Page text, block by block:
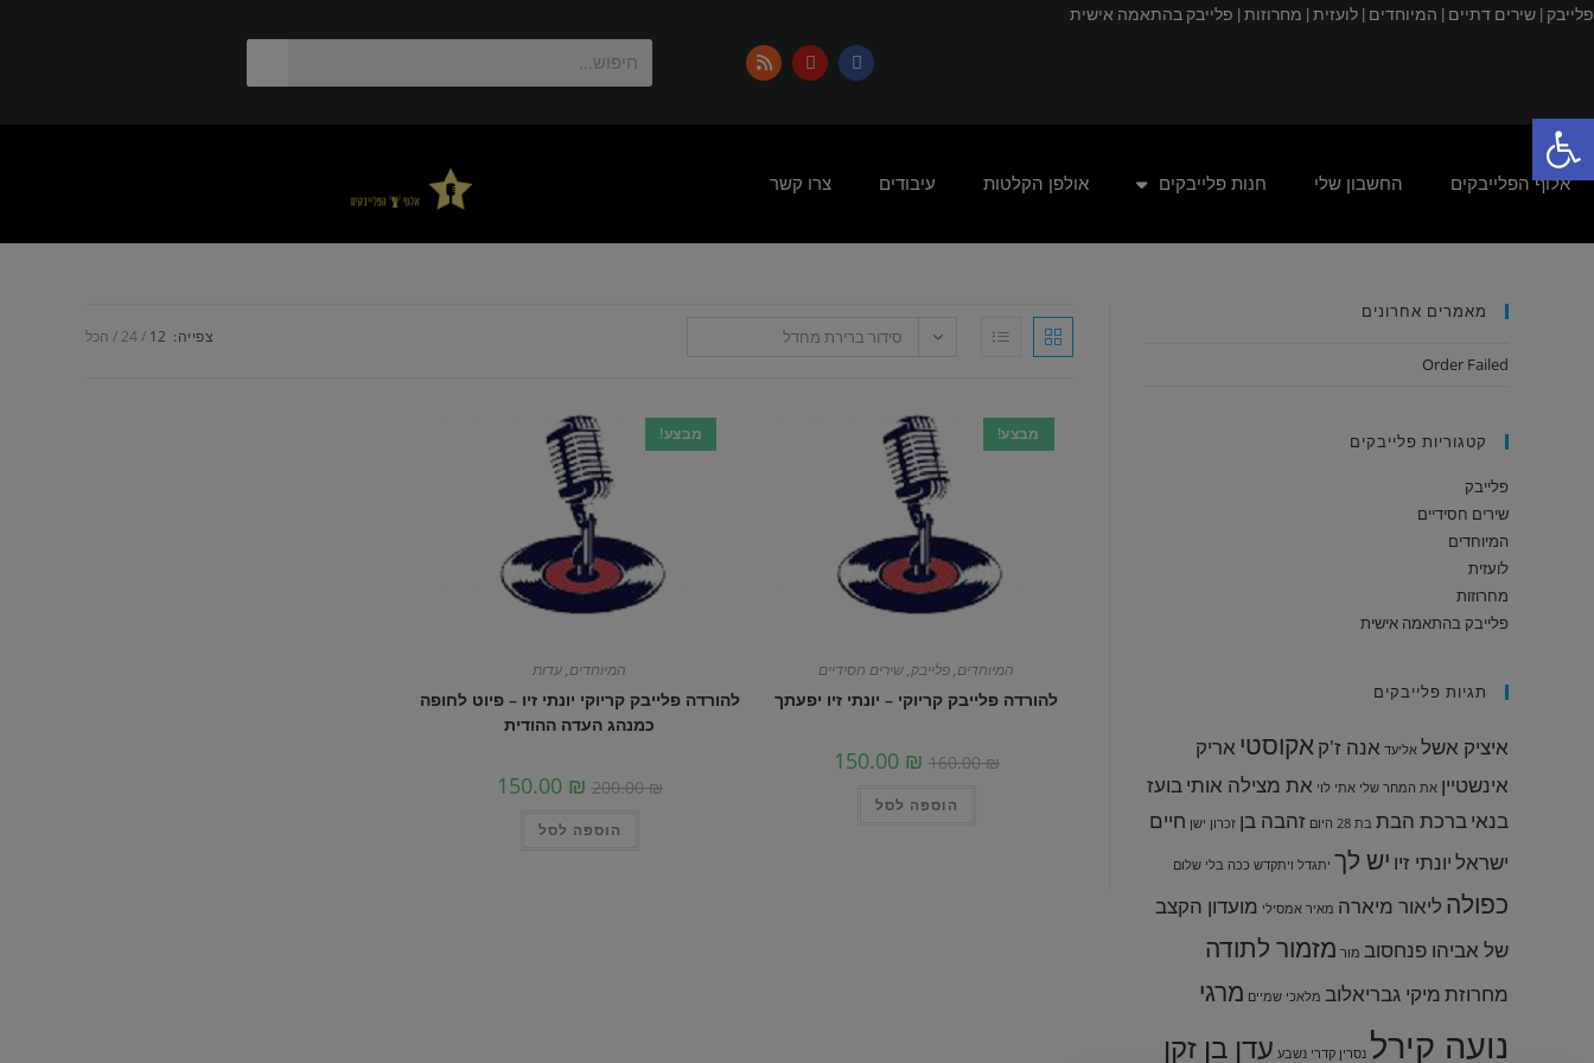
פתח סרגל נגישות
פלייבק | שירים דתיים | המיוחדים | לועזית | מחרוזות | פלייבק בהתאמה אישית
אלוף הפלייבקים החשבון שלי חנות פלייבקים אולפן הקלטות עיבודים צרו קשר
סידור ברירת מחדל צפייה: 12
24 הכל
מבצע!
המיוחדים,פלייבק,שירים חסידיים
להורדה פלייבק קריוקי – יונתי זיו יפעתך
160.00₪
150.00 ₪
הוספה לסל
מבצע!
המיוחדים,עדות
להורדה פלייבק קריוקי יונתי זיו – פיוט לחופה
כמנהג העדה ההודית
200.00₪
150.00 ₪
הוספה לסל
מאמרים אחרונים
Order Failed
קטגוריות פלייבקים
פלייבק
שירים חסידיים
המיוחדים
לועזית
מחרוזות
פלייבק בהתאמה אישית
תגיות פלייבקים
איציק אשל אליעד אנה ז'קאקוסטי אריק
אינשטיין את המחר שלי אתי לוי את מצילה אותיבועז
בנאיברכת הבת בת 28 היום זהבה בן זכרון ישן חיים
ישראליונתי זיו יש לך יתגדל ויתקדש ככה בלי שלום
כפולה ליאור מיארה מאיר אמסילי מועדון הקצב
של אביהו פנחסוב מור מזמור לתודה
מחרוזתמיקי גבריאלוב מלאכי שמיים מרגי
נועה קירל נסרין קדרי נשבע עדן בן זקן